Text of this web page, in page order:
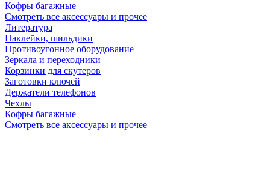
Кофры багажные
Смотреть все аксессуары и прочее
Литература
Наклейки, шильдики
Противоугонное оборудование
Зеркала и переходники
Корзинки для скутеров
Заготовки ключей
Держатели телефонов
Чехлы
Кофры багажные
Смотреть все аксессуары и прочее